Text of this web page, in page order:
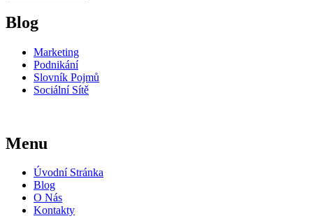
Blog
Marketing
Podnikání
Slovník Pojmů
Sociální Sítě
Menu
Úvodní Stránka
Blog
O Nás
Kontakty